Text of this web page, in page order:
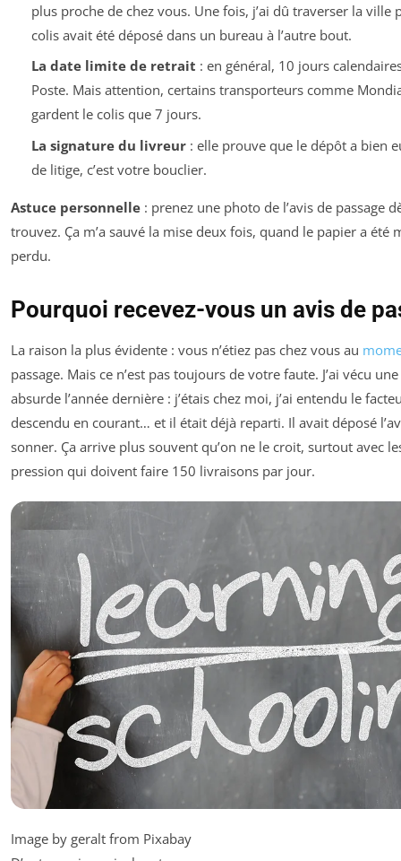
plus proche de chez vous. Une fois, j’ai dû traverser la ville
colis avait été déposé dans un bureau à l’autre bout.
La date limite de retrait : en général, 10 jours
Poste. Mais attention, certains transporteurs comme
gardent le colis que 7 jours.
La signature du livreur: elle prouve que le dépôt a bien
de litige, c’est votre bouclier.
Astuce personnelle : prenez une photo de l’avis de passage
trouvez. Ça m’a sauvé la mise deux fois, quand le papier a été
perdu.
Pourquoi recevez-vous un avis de
La raison la plus évidente : vous n’étiez pas chez vous au
passage. Mais ce n’est pas toujours de votre faute. J’ai vécu
absurde l’année dernière : j’étais chez moi, j’ai entendu le
descendu en courant… et il était déjà reparti. Il avait déposé
sonner. Ça arrive plus souvent qu’on ne le croit, surtout avec
pression qui doivent faire 150 livraisons par jour.
Image by geralt from Pixabay